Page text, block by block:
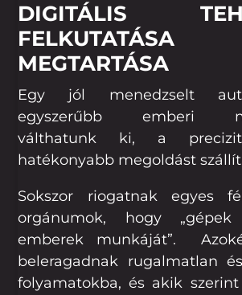
DIGITÁLIS
MEGTARTÁSA
Egy jól menedzselt
egyszerűbb emberi
válthatunk ki, a
hatékonyabb megoldást
Sokszor riogatnak egyes
orgánumok, hogy
emberek munkáját”.
beleragadnak rugalmatlan
folyamatokba, és akik